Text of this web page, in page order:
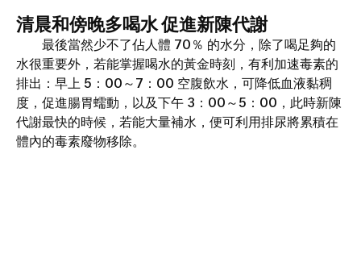
清晨和傍晚多喝水 促進新陳代謝
最後當然少不了佔人體 70％ 的水分，除了喝足夠的
水很重要外，若能掌握喝水的黃金時刻，有利加速毒素的
排出：早上 5：00～7：00 空腹飲水，可降低血液黏稠
度，促進腸胃蠕動，以及下午 3：00～5：00，此時新陳
代謝最快的時候，若能大量補水，便可利用排尿將累積在
體內的毒素廢物移除。